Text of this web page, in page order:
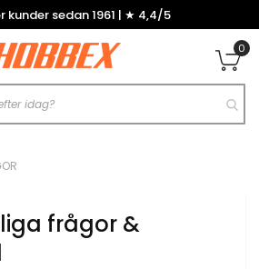
Hoppa
kunder sedan 1961 | ★ 4,4/5
0
frågor &